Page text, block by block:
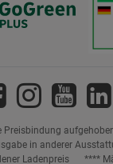
Preisbindung
in anderer
Ladenpreis
****